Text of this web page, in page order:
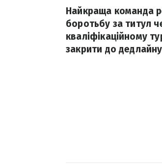
Найкраща команда
боротьбу за титул
кваліфікаційному
закрити до